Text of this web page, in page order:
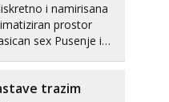
i namirisana
prostor
trazim